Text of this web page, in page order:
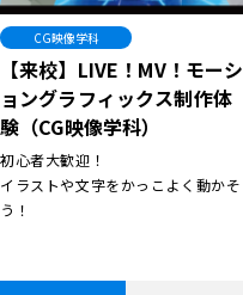
CG映像学科
【来校】LIVE！MV！モーシ
ョングラフィックス制作体
験（CG映像学科）
初心者大歓迎！
イラストや文字をかっこよく動かそ
う！